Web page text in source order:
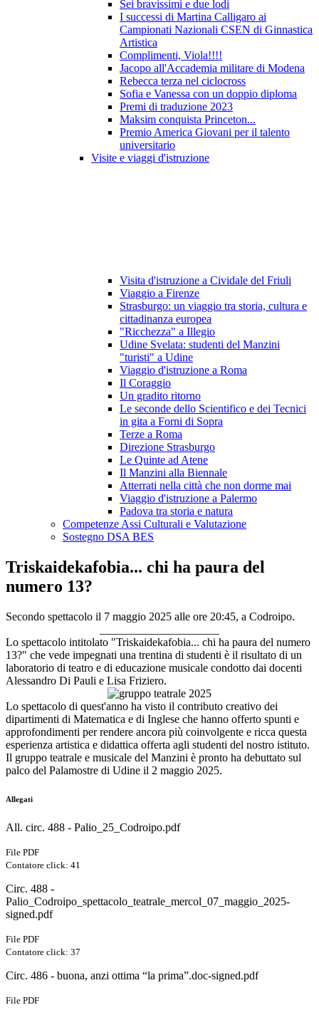
Sei bravissimi e due lodi
I successi di Martina Calligaro ai
Campionati Nazionali CSEN di Ginnastica
Artistica
Complimenti, Viola!!!!
Jacopo all'Accademia militare di Modena
Rebecca terza nel ciclocross
Sofia e Vanessa con un doppio diploma
Premi di traduzione 2023
Maksim conquista Princeton...
Premio America Giovani per il talento
universitario
Visite e viaggi d'istruzione
Visita d'istruzione a Cividale del Friuli
Viaggio a Firenze
Strasburgo: un viaggio tra storia, cultura e
cittadinanza europea
"Ricchezza" a Illegio
Udine Svelata: studenti del Manzini
"turisti" a Udine
Viaggio d'istruzione a Roma
Il Coraggio
Un gradito ritorno
Le seconde dello Scientifico e dei Tecnici
in gita a Forni di Sopra
Terze a Roma
Direzione Strasburgo
Le Quinte ad Atene
Il Manzini alla Biennale
Atterrati nella città che non dorme mai
Viaggio d'istruzione a Palermo
Padova tra storia e natura
Competenze Assi Culturali e Valutazione
Sostegno DSA BES
Triskaidekafobia... chi ha paura del
numero 13?
Secondo spettacolo il 7 maggio 2025 alle ore 20:45, a Codroipo.
Lo spettacolo intitolato "Triskaidekafobia... chi ha paura del numero
13?" che vede impegnati una trentina di studenti è il risultato di un
laboratorio di teatro e di educazione musicale condotto dai docenti
Alessandro Di Pauli e Lisa Friziero.
Lo spettacolo di quest'anno ha visto il contributo creativo dei
dipartimenti di Matematica e di Inglese che hanno offerto spunti e
approfondimenti per rendere ancora più coinvolgente e ricca questa
esperienza artistica e didattica offerta agli studenti del nostro istituto.
Il gruppo teatrale e musicale del Manzini è pronto ha debuttato sul
palco del Palamostre di Udine il 2 maggio 2025.
Allegati
All. circ. 488 - Palio_25_Codroipo.pdf
File PDF
Contatore click: 41
Circ. 488 -
Palio_Codroipo_spettacolo_teatrale_mercol_07_maggio_2025-
signed.pdf
File PDF
Contatore click: 37
Circ. 486 - buona, anzi ottima “la prima”.doc-signed.pdf
File PDF